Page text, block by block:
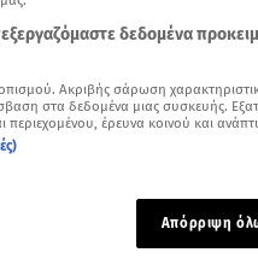
δεδομένα
Ακριβής σάρωση
στα δεδομένα μιας συσκευής.
περιεχομένου, έρευνα κοινού και
Απόρριψη